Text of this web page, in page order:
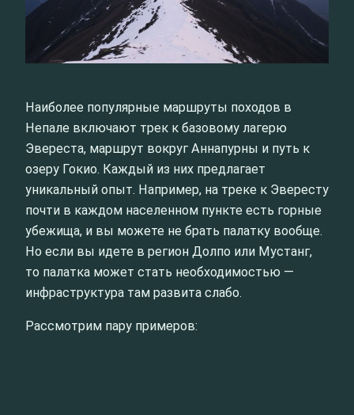
Наиболее популярные маршруты походов в
Непале включают трек к базовому лагерю
Эвереста, маршрут вокруг Аннапурны и путь к
озеру Гокио. Каждый из них предлагает
уникальный опыт. Например, на треке к Эвересту
почти в каждом населенном пункте есть горные
убежища, и вы можете не брать палатку вообще.
Но если вы идете в регион Долпо или Мустанг,
то палатка может стать необходимостью —
инфраструктура там развита слабо.
Рассмотрим пару примеров: